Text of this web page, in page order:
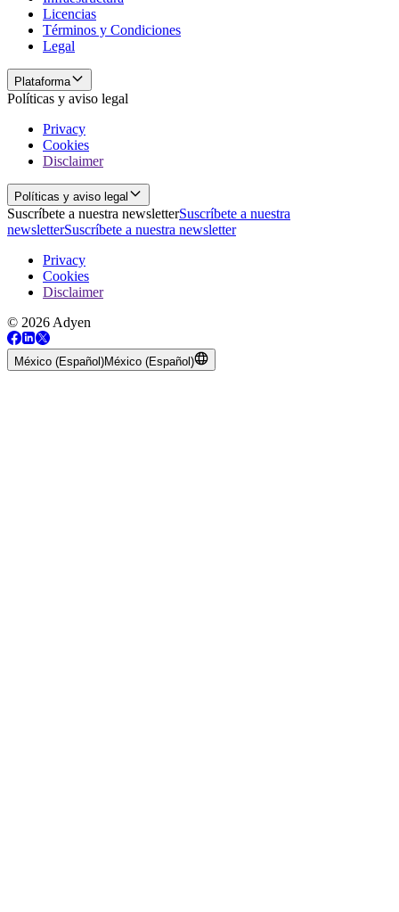
Licencias
Términos y Condiciones
Legal
Plataforma
Políticas y aviso legal
Privacy
Cookies
Disclaimer
Políticas y aviso legal
Suscríbete a nuestra newsletterSuscríbete a nuestra
newsletterSuscríbete a nuestra newsletter
Privacy
Cookies
Disclaimer
© 2026 Adyen
México (Español)México (Español)